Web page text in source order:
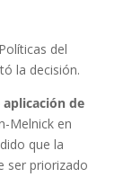
del
la decisión.
de
Melnick en
que la
ser priorizado